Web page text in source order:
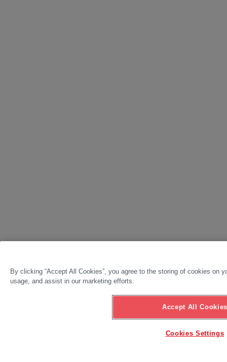
By clicking “Accept All Cookies”, you agree to the storing of cookies on
usage, and assist in our marketing efforts.
Accept All Cookies
Cookies Settings